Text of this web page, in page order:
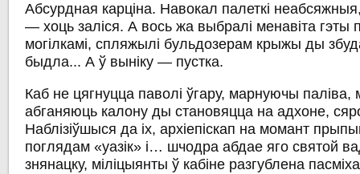
Абсурдная карціна. Навокал палеткі
— хоць заліся. А вось жа выбралі менавіта гэты
могілкамі, спляжылі бульдозерам крыжы ды
быдла... А ў выніку — пустка.
Каб не цягнуцца паволі ўгару, марнуючы паліва,
абганяюць калону ды становяцца на адхоне,
Наблізіўшыся да іх, архіепіскап на момант
поглядам «уазік» і… шчодра абдае яго святой
знянацку, міліцыянты ў кабіне разгублена